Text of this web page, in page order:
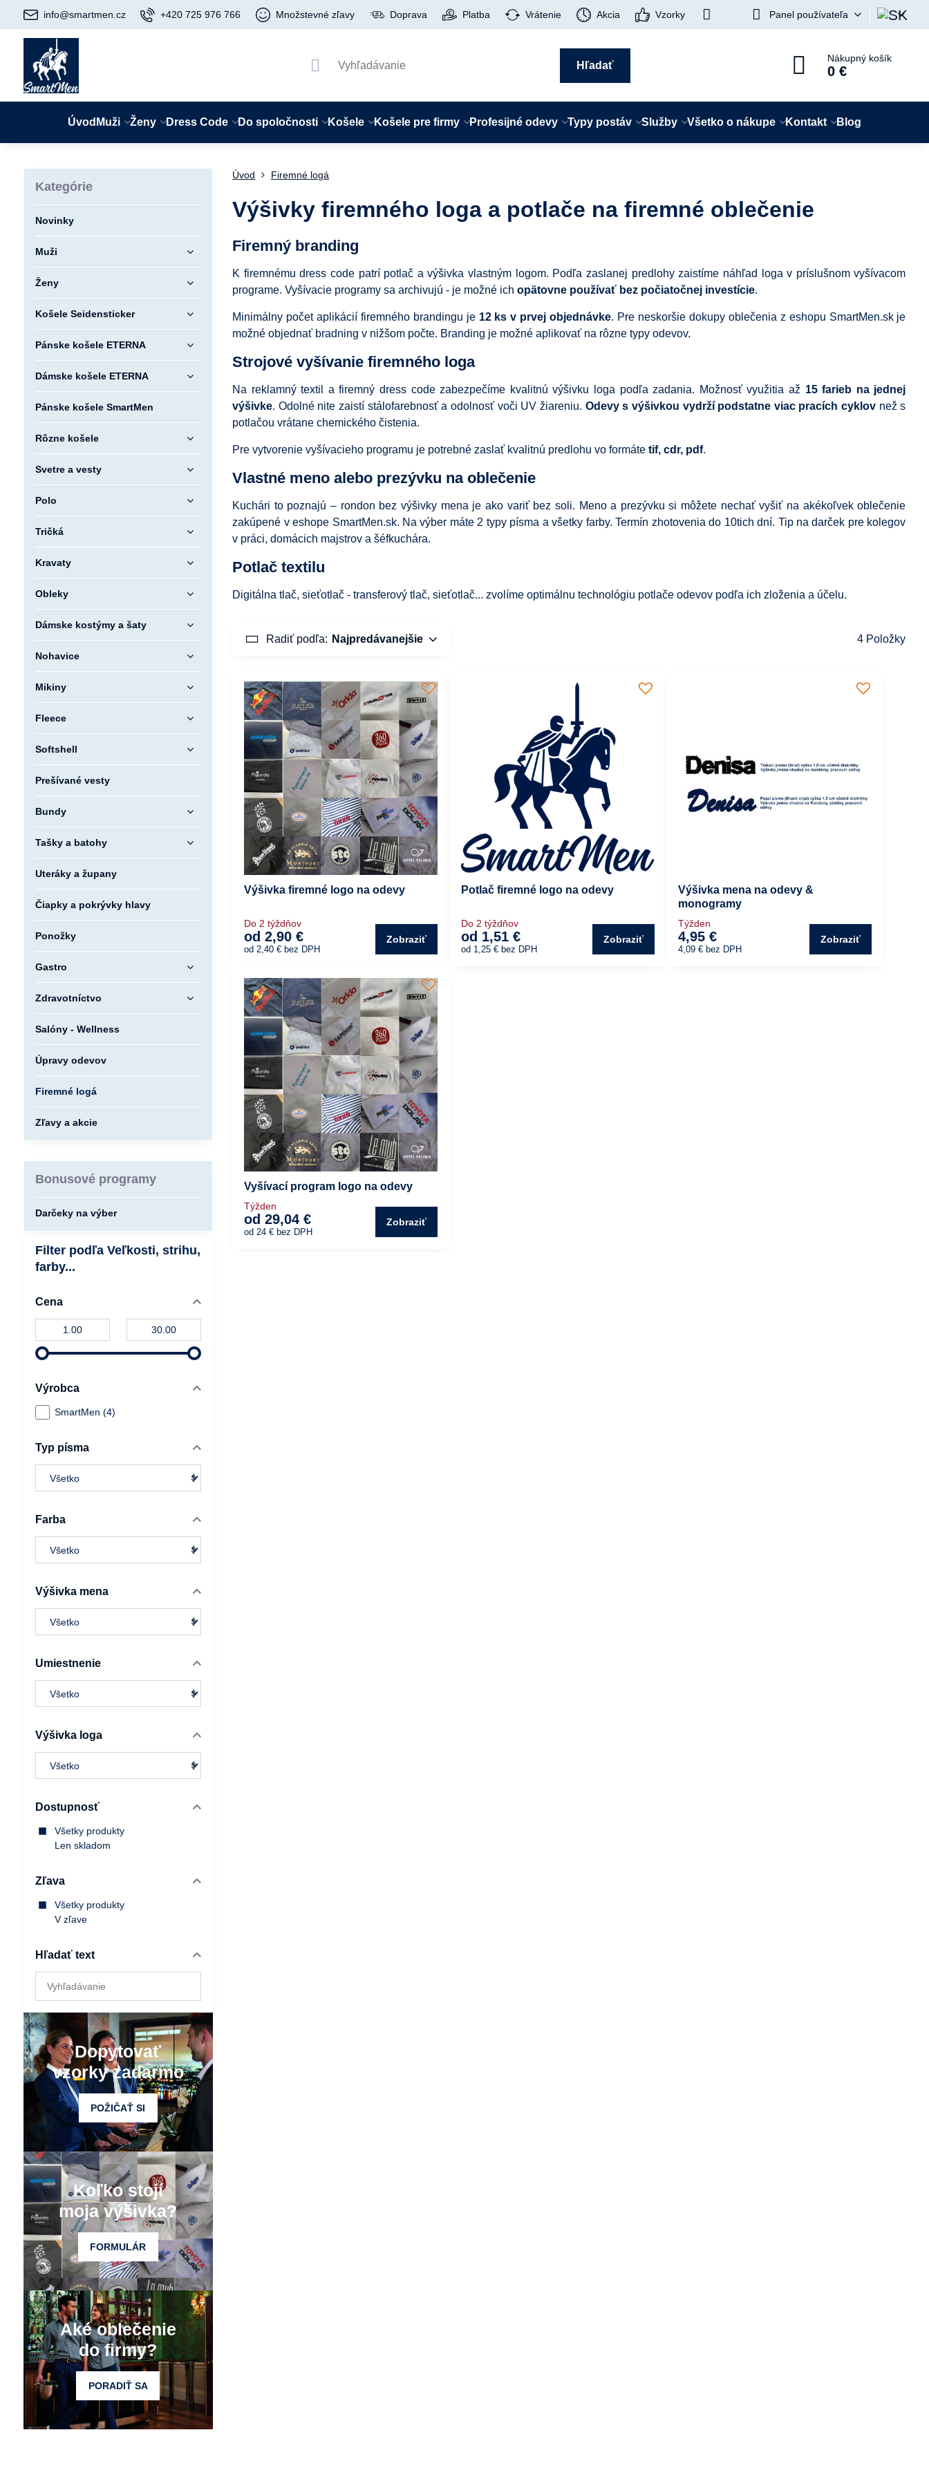
info@smartmen.cz +420 725 976 766 Množstevné zľavy Doprava Platba Vrátenie Akcia Vzorky Panel používateľa
Hľadať
Nákupný košík
0 €
Úvod Muži Ženy Dress Code Do spoločnosti Košele Košele pre firmy Profesijné odevy Typy postáv Služby Všetko o nákupe Kontakt Blog
Úvod Firemné logá
Výšivky firemného loga a potlače na firemné oblečenie
Firemný branding
K firemnému dress code patrí potlač a výšivka vlastným logom. Podľa zaslanej predlohy zaistíme náhľad loga v príslušnom vyšívacom
programe. Vyšívacie programy sa archivujú - je možné ichopätovne používať bez počiatočnej investície.
Minimálny počet aplikácií firemného brandingu je 12 ks v prvej objednávke. Pre neskoršie dokupy oblečenia z eshopu SmartMen.sk je
možné objednať bradning v nižšom počte. Branding je možné aplikovať na rôzne typy odevov.
Strojové vyšívanie firemného loga
Na reklamný textil a firemný dress code zabezpečíme kvalitnú výšivku loga podľa zadania. Možnosť využitia až 15 farieb na jednej
výšivke. Odolné nite zaistí stálofarebnosť a odolnosť voči UV žiareniu. Odevy s výšivkou vydrží podstatne viac pracích cyklov než s
potlačou vrátane chemického čistenia.
Pre vytvorenie vyšívacieho programu je potrebné zaslať kvalitnú predlohu vo formátetif, cdr, pdf.
Vlastné meno alebo prezývku na oblečenie
Kuchári to poznajú – rondon bez výšivky mena je ako variť bez soli. Meno a prezývku si môžete nechať vyšiť na akékoľvek oblečenie
zakúpené v eshope SmartMen.sk. Na výber máte 2 typy písma a všetky farby. Termín zhotovenia do 10tich dní. Tip na darček pre kolegov
v práci, domácich majstrov a šéfkuchára.
Potlač textilu
Digitálna tlač, sieťotlač - transferový tlač, sieťotlač... zvolíme optimálnu technológiu potlače odevov podľa ich zloženia a účelu.
Radiť podľa: Najpredávanejšie 4 Položky
Výšivka firemné logo na odevy
Do 2 týždňov
od 2,90 €
od 2,40 € bez DPH
Zobraziť
Potlač firemné logo na odevy
Do 2 týždňov
od 1,51 €
od 1,25 € bez DPH
Zobraziť
Výšivka mena na odevy &
monogramy
Týžden
4,95 €
4,09 € bez DPH
Zobraziť
Vyšívací program logo na odevy
Týžden
od 29,04 €
od 24 € bez DPH
Zobraziť
Filter podľa Veľkosti, strihu,
farby...
Cena
Výrobca
SmartMen (4)
Typ písma
Farba
Výšivka mena
Umiestnenie
Výšivka loga
Dostupnosť
Všetky produkty
Len skladom
Zľava
Všetky produkty
V zľave
Hľadať text
výsledky
filtra
fulltextom
Kategórie
Novinky
Muži
Ženy
Košele Seidensticker
Pánske košele ETERNA
Dámske košele ETERNA
Pánske košele SmartMen
Rôzne košele
Svetre a vesty
Polo
Tričká
Kravaty
Obleky
Dámske kostýmy a šaty
Nohavice
Mikiny
Fleece
Softshell
Prešívané vesty
Bundy
Tašky a batohy
Uteráky a župany
Čiapky a pokrývky hlavy
Ponožky
Gastro
Zdravotníctvo
Salóny - Wellness
Úpravy odevov
Firemné logá
Zľavy a akcie
Bonusové programy
Darčeky na výber
Dopytovať
vzorky zadarmo
POŽIČAŤ SI
Koľko stojí
moja výšivka?
FORMULÁR
Aké oblečenie
do firmy?
PORADIŤ SA